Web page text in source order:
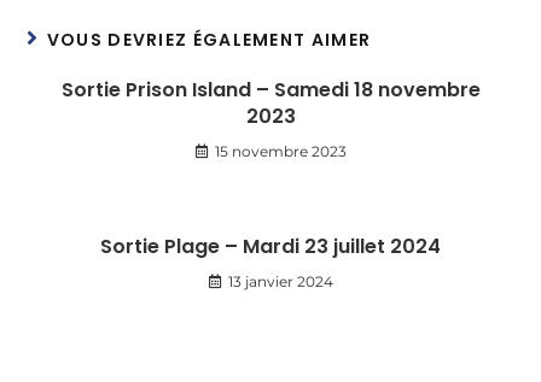
VOUS DEVRIEZ ÉGALEMENT AIMER
Sortie Prison Island – Samedi 18 novembre
2023
15 novembre 2023
Sortie Plage – Mardi 23 juillet 2024
13 janvier 2024